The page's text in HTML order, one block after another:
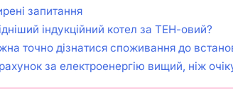
запитання
індукційний котел за ТЕН-овий?
точно дізнатися споживання до
за електроенергію вищий, ніж